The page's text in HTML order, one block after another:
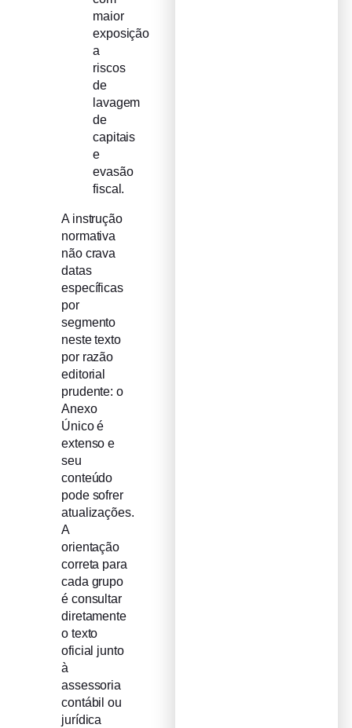
maior
exposição
a
riscos
de
lavagem
de
capitais
e
evasão
fiscal.
A instrução
normativa
não crava
datas
específicas
por
segmento
neste texto
por razão
editorial
prudente: o
Anexo
Único é
extenso e
seu
conteúdo
pode sofrer
atualizações.
A
orientação
correta para
cada grupo
é consultar
diretamente
o texto
oficial junto
à
assessoria
contábil ou
jurídica